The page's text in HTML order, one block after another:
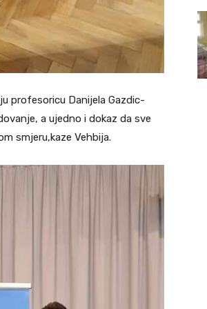
profesoricu Danijela Gazdic-
a ujedno i dokaz da sve
smjeru,kaze Vehbija.